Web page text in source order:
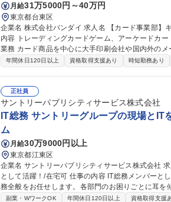
月給31万5000円～40万円
東京都台東区
企業名 株式会社バンダイ 求人名 【カード事業部】キャラクターカード商品 品質管理担当★シェア拡大中 仕事の
内容 トレーディングカードゲーム、アーケードカードゲーム
業務 カード商品を中心に大手印刷会社や国内外の
向上、持続性向上に向けた各種取組み 募集職種 【カード事業部】キャラクターカード商品 品質管理担当★シェア
年間休日120日以上 資格取得支援あり 時短勤務あり
正社員
サントリーパブリシティサービス株式会社
IT総務 サントリーグループの現場と
ム
月給30万9000円以上
東京都江東区
企業名 サントリーパブリシティサービス株式会社 求人名 IT総務◆サントリーグループの現場とITをつなぐ架け橋
として活躍！/在宅可 仕事の内容 IT総務メンバーとして各部門と連携しながら、IT環境・職場環境の整備や総務業
務全般をお任せします。各部門のお困りごとに耳
です。 ■各部・営業拠点の課題解決・業務改善推進 ■システム開発・運用、クラウド・自動化ツールの導入・運用
副業・WワークOK 年間休日120日以上 資格取得支援